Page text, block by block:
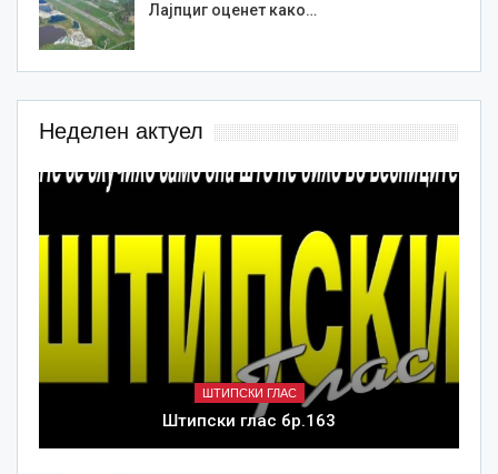
Лајпциг оценет како…
Неделен актуел
ШТИПСКИ ГЛАС
Штипски глас бр.163